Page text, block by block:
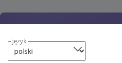
język